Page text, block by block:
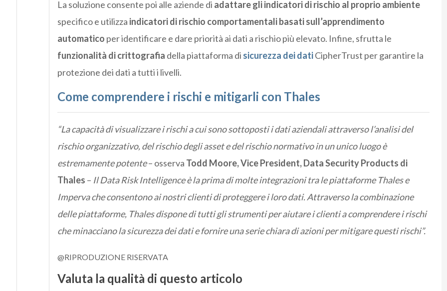
La soluzione consente poi alle aziende di adattare gli indicatori di rischio al proprio ambiente
specifico e utilizza indicatori di rischio comportamentali basati sull’apprendimento
automatico per identificare e dare priorità ai dati a rischio più elevato. Infine, sfrutta le
funzionalità di crittografia della piattaforma di sicurezza dei datiCipherTrust per garantire la
protezione dei dati a tutti i livelli.
Come comprendere i rischi e mitigarli con Thales
“La capacità di visualizzare i rischi a cui sono sottoposti i dati aziendali attraverso l’analisi del
rischio organizzativo, del rischio degli asset e del rischio normativo in un unico luogo è
estremamente potente– osserva Todd Moore, Vice President, Data Security Products di
Thales – Il Data Risk Intelligence è la prima di molte integrazioni tra le piattaforme Thales e
Imperva che consentono ai nostri clienti di proteggere i loro dati. Attraverso la combinazione
delle piattaforme, Thales dispone di tutti gli strumenti per aiutare i clienti a comprendere i rischi
che minacciano la sicurezza dei dati e fornire una serie chiara di azioni per mitigare questi rischi”.
@RIPRODUZIONE RISERVATA
Valuta la qualità di questo articolo